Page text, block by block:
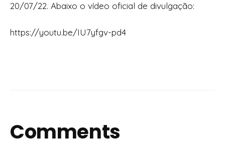
20/07/22. Abaixo o vídeo oficial de divulgação:
https://youtu.be/IU7yfgv-pd4
Comments